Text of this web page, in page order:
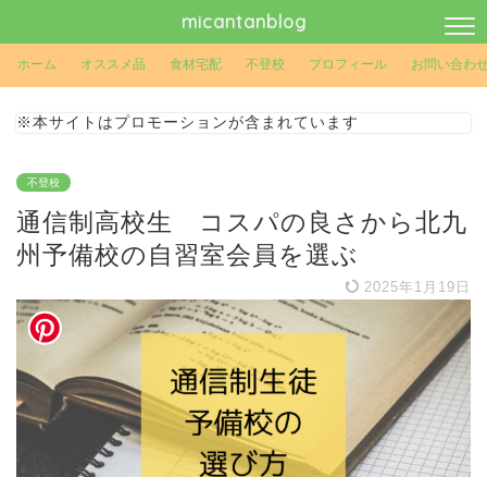
micantanblog
ホーム オススメ品 食材宅配 不登校 プロフィール お問い合わ
※本サイトはプロモーションが含まれています
不登校
通信制高校生 コスパの良さから北九
州予備校の自習室会員を選ぶ
2025年1月19日